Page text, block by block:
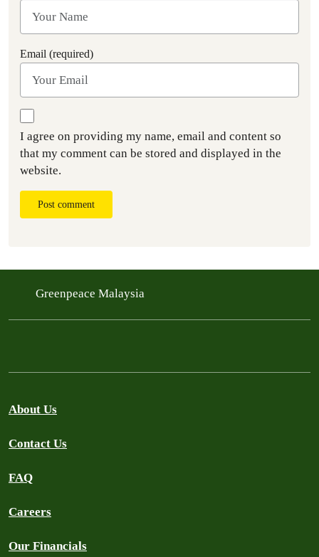
Email (required)
I agree on providing my name, email and content so
that my comment can be stored and displayed in the
website.
Post comment
Greenpeace Malaysia
About Us
Contact Us
FAQ
Careers
Our Financials